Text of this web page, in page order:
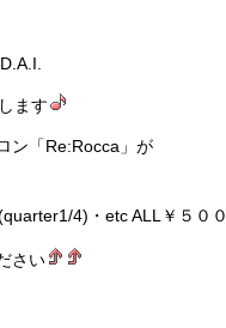
ます
ン「Re:Rocca」が
4)・etc ALL￥５００
さい